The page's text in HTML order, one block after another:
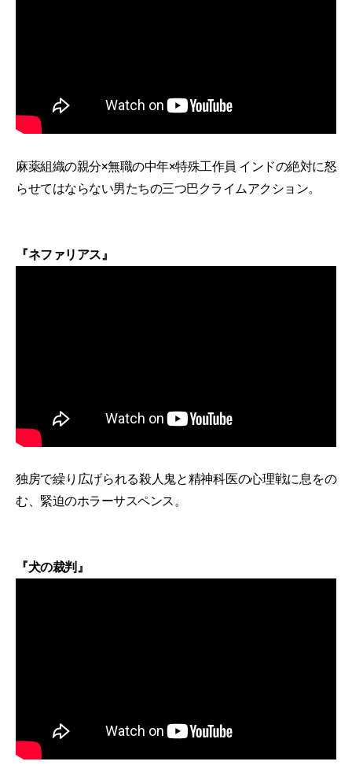
麻薬組織の親分×無職の中年×特殊工作員 インドの絶対に怒
らせてはならない男たちの三つ巴クライムアクション。
『ネファリアス』
独房で繰り広げられる殺人鬼と精神科医の心理戦に息をの
む、緊迫のホラーサスペンス。
『犬の裁判』